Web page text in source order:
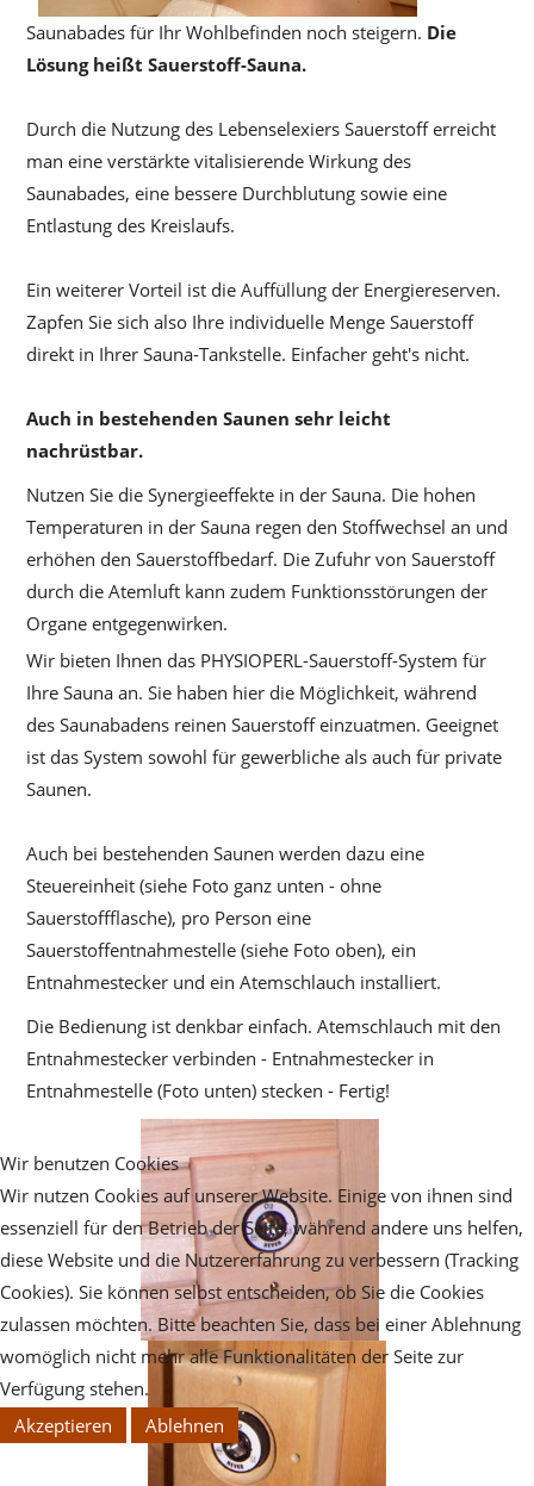
Saunabades für Ihr Wohlbefinden noch steigern. Die
Lösung heißt Sauerstoff-Sauna.
Durch die Nutzung des Lebenselexiers Sauerstoff erreicht
man eine verstärkte vitalisierende Wirkung des
Saunabades, eine bessere Durchblutung sowie eine
Entlastung des Kreislaufs.
Ein weiterer Vorteil ist die Auffüllung der Energiereserven.
Zapfen Sie sich also Ihre individuelle Menge Sauerstoff
direkt in Ihrer Sauna-Tankstelle. Einfacher geht's nicht.
Auch in bestehenden Saunen sehr leicht
nachrüstbar.
Nutzen Sie die Synergieeffekte in der Sauna. Die hohen
Temperaturen in der Sauna regen den Stoffwechsel an und
erhöhen den Sauerstoffbedarf. Die Zufuhr von Sauerstoff
durch die Atemluft kann zudem Funktionsstörungen der
Organe entgegenwirken.
Wir bieten Ihnen das PHYSIOPERL-Sauerstoff-System für
Ihre Sauna an. Sie haben hier die Möglichkeit, während
des Saunabadens reinen Sauerstoff einzuatmen. Geeignet
ist das System sowohl für gewerbliche als auch für private
Saunen.
Auch bei bestehenden Saunen werden dazu eine
Steuereinheit (siehe Foto ganz unten - ohne
Sauerstoffflasche), pro Person eine
Sauerstoffentnahmestelle (siehe Foto oben), ein
Entnahmestecker und ein Atemschlauch installiert.
Die Bedienung ist denkbar einfach. Atemschlauch mit den
Entnahmestecker verbinden - Entnahmestecker in
Entnahmestelle (Foto unten) stecken - Fertig!
Wir benutzen Cookies
Wir nutzen Cookies auf unserer Website. Einige von ihnen sind
essenziell für den Betrieb der Seite, während andere uns helfen,
diese Website und die Nutzererfahrung zu verbessern (Tracking
Cookies). Sie können selbst entscheiden, ob Sie die Cookies
zulassen möchten. Bitte beachten Sie, dass bei einer Ablehnung
womöglich nicht mehr alle Funktionalitäten der Seite zur
Verfügung stehen.
Akzeptieren
Ablehnen